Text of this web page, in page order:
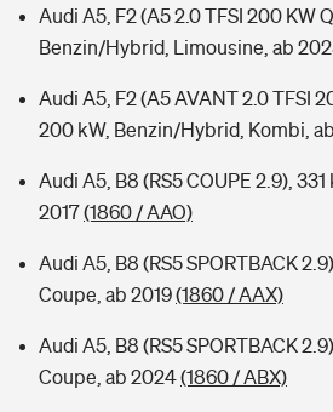
Audi A5, F2 (A5 2.0 TFSI 200 KW
Benzin/Hybrid, Limousine, ab
Audi A5, F2 (A5 AVANT 2.0 TFSI
200 kW, Benzin/Hybrid, Kombi,
Audi A5, B8 (RS5 COUPE 2.9),
2017(1860 / AAO)
Audi A5, B8 (RS5 SPORTBACK
Coupe, ab 2019(1860 / AAX)
Audi A5, B8 (RS5 SPORTBACK
Coupe, ab 2024(1860 / ABX)